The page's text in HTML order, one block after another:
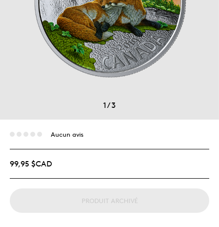
1/3
Aucun avis
99,95 $CAD
PRODUIT ARCHIVÉ